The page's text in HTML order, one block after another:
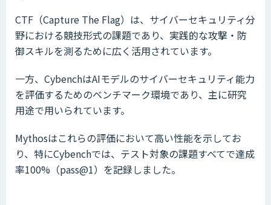
CTF（Capture The Flag）は、サイバーセキュリティ分
野における競技形式の課題であり、実践的な攻撃・防
御スキルを測るために広く活用されています。
一方、CybenchはAIモデルのサイバーセキュリティ能力
を評価するためのベンチマーク環境であり、主に研究
用途で用いられています。
Mythosはこれらの評価において高い性能を示してお
り、特にCybenchでは、テスト対象の課題すべてで達成
率100%（pass@1）を記録しました。